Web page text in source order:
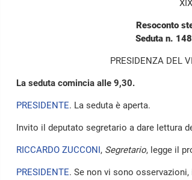
Resoconto
Seduta n.
PRESIDENZA DEL
La seduta comincia alle 9,30.
PRESIDENTE. La seduta è aperta.
Invito il deputato segretario a dare lettura
RICCARDO ZUCCONI, Segretario, legge il
PRESIDENTE. Se non vi sono